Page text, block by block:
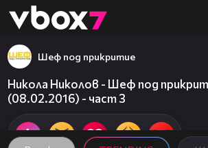
👾
Шеф под прикритие
Никола Николов - Шеф под
(08.02.2016) - част 3